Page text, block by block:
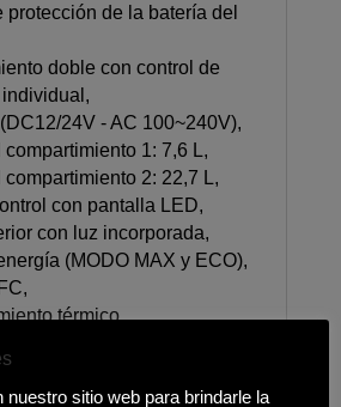
protección de la batería del
doble con control de
24V - AC 100~240V),
compartimiento 1: 7,6 L,
compartimiento 2: 22,7 L,
con pantalla LED,
con luz incorporada,
(MODO MAX y ECO),
térmico,
la nevera: 65,3 x 36,9 x 41,7
sitio web para brindarle la